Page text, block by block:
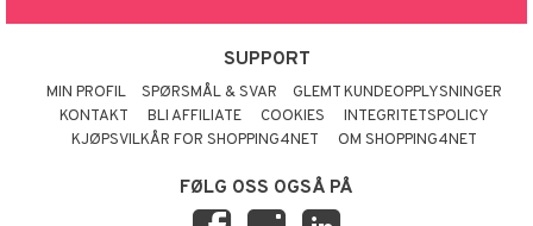
SUPPORT
MIN PROFIL SPØRSMÅL & SVAR
GLEMT KUNDEOPPLYSNINGER
KONTAKT
BLI AFFILIATE COOKIES
INTEGRITETSPOLICY
KJØPSVILKÅR FOR SHOPPING4NET
OM SHOPPING4NET
FØLG OSS OGSÅ PÅ